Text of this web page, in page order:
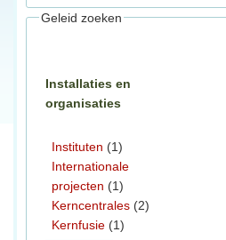
Geleid zoeken
Installaties en
organisaties
Instituten (1)
Internationale
projecten (1)
Kerncentrales (2)
Kernfusie (1)